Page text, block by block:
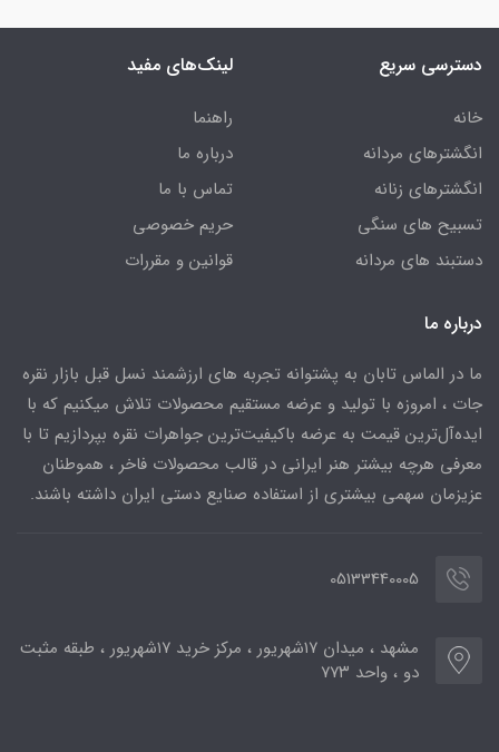
دسترسی سریع
خانه
انگشترهای مردانه
انگشترهای زنانه
تسبیح های سنگی
دستبند های مردانه
لینک‌های مفید
راهنما
درباره ما
تماس با ما
حریم خصوصی
قوانین و مقررات
درباره ما
ما در الماس تابان به پشتوانه تجربه های ارزشمند نسل قبل بازار نقره
جات ، امروزه با تولید و عرضه مستقیم محصولات تلاش میکنیم که با
ایده‌آل‌ترین قیمت به عرضه باکیفیت‌ترین جواهرات نقره بپردازیم تا با
معرفی هرچه بیشتر هنر ایرانی در قالب محصولات فاخر ، هموطنان
عزیزمان سهمی بیشتری از استفاده صنایع دستی ایران داشته باشند.
05133440005
مشهد ، میدان ۱۷شهریور ، مرکز خرید ۱۷شهریور ، طبقه مثبت
دو ، واحد ۷۷۳